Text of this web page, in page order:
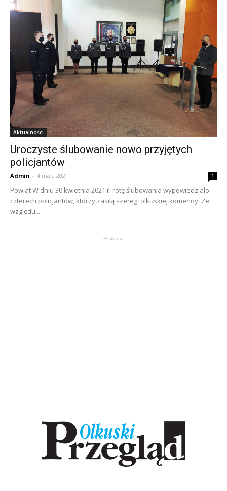
Aktualności
Uroczyste ślubowanie nowo przyjętych
policjantów
Admin - 4 maja 2021 1
Powiat W dniu 30 kwietnia 2021 r. rotę ślubowania wypowiedziało
czterech policjantów, którzy zasilą szeregi olkuskiej komendy. Ze
względu...
Reklama